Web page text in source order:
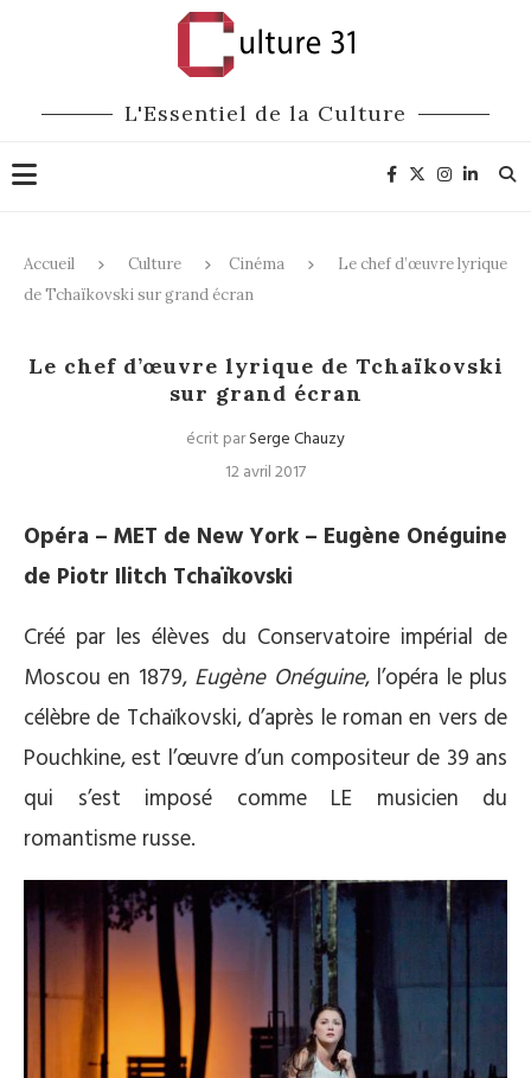
L'Essentiel de la Culture
Accueil Culture Cinéma
Le chef d’œuvre lyrique
de Tchaïkovski sur grand écran
Le chef d’œuvre lyrique de Tchaïkovski
sur grand écran
écrit parSerge Chauzy
12 avril 2017
Opéra – MET de New York – Eugène Onéguine
de Piotr Ilitch Tchaïkovski
Créé par les élèves du Conservatoire impérial de
Moscou en 1879, Eugène Onéguine, l’opéra le plus
célèbre de Tchaïkovski, d’après le roman en vers de
Pouchkine, est l’œuvre d’un compositeur de 39 ans
qui s’est imposé comme LE musicien du
romantisme russe.